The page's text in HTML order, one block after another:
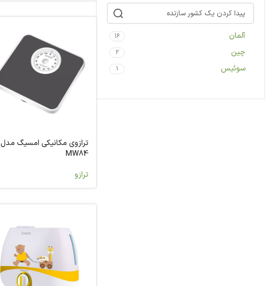
آلمان 16
چین 2
سوئیس 1
ترازوی مکانیکی امسیگ مدل
MW84
ترازو